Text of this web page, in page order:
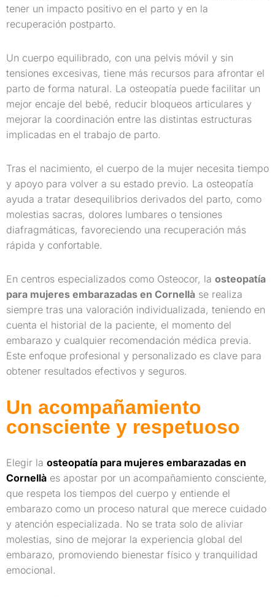
tener un impacto positivo en el parto y en la
recuperación postparto.
Un cuerpo equilibrado, con una pelvis móvil y sin
tensiones excesivas, tiene más recursos para afrontar el
parto de forma natural. La osteopatía puede facilitar un
mejor encaje del bebé, reducir bloqueos articulares y
mejorar la coordinación entre las distintas estructuras
implicadas en el trabajo de parto.
Tras el nacimiento, el cuerpo de la mujer necesita tiempo
y apoyo para volver a su estado previo. La osteopatía
ayuda a tratar desequilibrios derivados del parto, como
molestias sacras, dolores lumbares o tensiones
diafragmáticas, favoreciendo una recuperación más
rápida y confortable.
En centros especializados como Osteocor, la osteopatía
para mujeres embarazadas en Cornellà se realiza
siempre tras una valoración individualizada, teniendo en
cuenta el historial de la paciente, el momento del
embarazo y cualquier recomendación médica previa.
Este enfoque profesional y personalizado es clave para
obtener resultados efectivos y seguros.
Un acompañamiento
consciente y respetuoso
Elegir la osteopatía para mujeres embarazadas en
Cornellà es apostar por un acompañamiento consciente,
que respeta los tiempos del cuerpo y entiende el
embarazo como un proceso natural que merece cuidado
y atención especializada. No se trata solo de aliviar
molestias, sino de mejorar la experiencia global del
embarazo, promoviendo bienestar físico y tranquilidad
emocional.